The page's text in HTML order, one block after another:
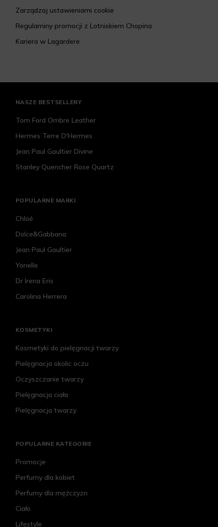
Zarządzaj ustawieniami cookie
Regulaminy promocji z Lotniskiem Chopina
Kariera w Lagardere
NASZE BESTSELLERY
Tom Ford Ombre Leather
Hermes Terre D'Hermes
Jean Paul Gaultier Divine
Stanley Quencher Rose Quartz
POPULARNE MARKI
Chloé
Dolce&Gabbana
Jean Paul Gaultier
Yonelle
Dr Irena Eris
Carolina Herrera
KOSMETYKI
Kosmetyki do pielęgnacji twarzy
Pielęgnacja okolic oczu
Oczyszczanie twarzy
Pielęgnacja ciała
Pielęgnacja twarzy
POPULARNE KATEGORIE
Promocje
Perfumy dla kobiet
Perfumy dla mężczyzn
Ciało
Lifestyle